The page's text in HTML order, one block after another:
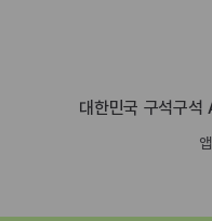
대한민국 구석구석